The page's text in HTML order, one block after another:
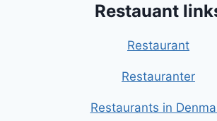
Restauant
Restaurant
Restauranter
Restaurants in